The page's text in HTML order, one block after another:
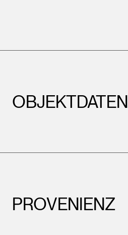
OBJEKTDATEN
PROVENIENZ